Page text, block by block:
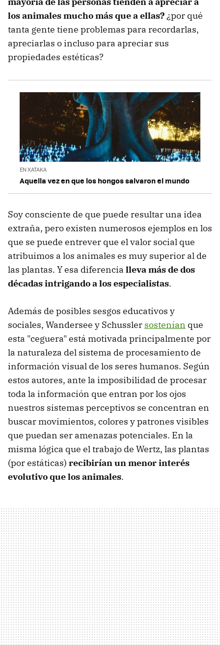
los animales mucho más que a ellas?¿por qué
tanta gente tiene problemas para recordarlas,
apreciarlas o incluso para apreciar sus
propiedades estéticas?
EN XATAKA
Aquella vez en que los hongos salvaron el mundo
Soy consciente de que puede resultar una idea
extraña, pero existen numerosos ejemplos en los
que se puede entrever que el valor social que
atribuimos a los animales es muy superior al de
las plantas. Y esa diferencia lleva más de dos
décadas intrigando a los especialistas.
Además de posibles sesgos educativos y
sociales, Wandersee y Schussler sostenían que
esta "ceguera" está motivada principalmente por
la naturaleza del sistema de procesamiento de
información visual de los seres humanos. Según
estos autores, ante la imposibilidad de procesar
toda la información que entran por los ojos
nuestros sistemas perceptivos se concentran en
buscar movimientos, colores y patrones visibles
que puedan ser amenazas potenciales. En la
misma lógica que el trabajo de Wertz, las plantas
(por estáticas) recibirían un menor interés
evolutivo que los animales.